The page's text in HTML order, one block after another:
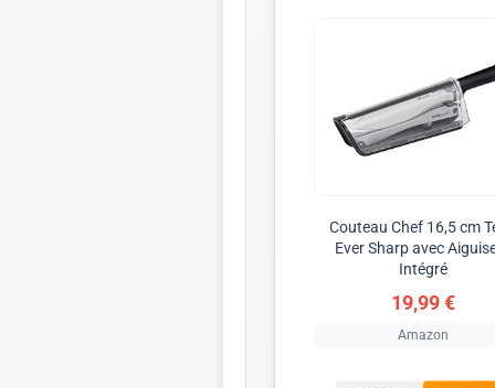
Couteau Chef 16,5 cm
Ever Sharp avec
Intégré
19,99 €
Amazon